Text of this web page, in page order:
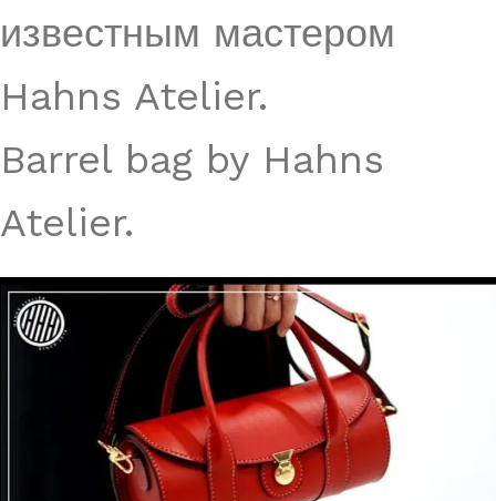
известным мастером
Hahns Atelier.
Barrel bag by Hahns
Atelier.